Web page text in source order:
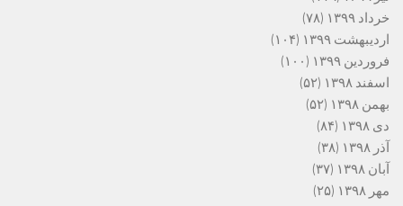
خرداد ۱۳۹۹
(۷۸)
اردیبهشت ۱۳۹۹
(۱۰۴)
فروردین ۱۳۹۹
(۱۰۰)
اسفند ۱۳۹۸
(۵۲)
بهمن ۱۳۹۸
(۵۲)
دی ۱۳۹۸
(۸۴)
آذر ۱۳۹۸
(۳۸)
آبان ۱۳۹۸
(۳۷)
مهر ۱۳۹۸
(۲۵)